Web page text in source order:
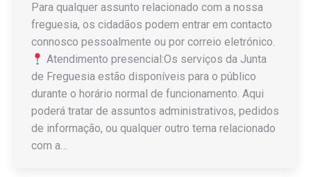
Para qualquer assunto relacionado com a nossa
freguesia, os cidadãos podem entrar em contacto
connosco pessoalmente ou por correio eletrónico.
Atendimento presencial:Os serviços da Junta
de Freguesia estão disponíveis para o público
durante o horário normal de funcionamento. Aqui
poderá tratar de assuntos administrativos, pedidos
de informação, ou qualquer outro tema relacionado
com a…